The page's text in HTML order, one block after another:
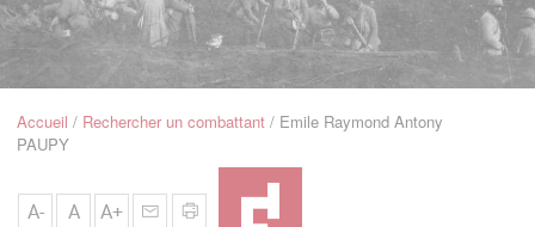
Navigation
Fil
Accueil Rechercher un combattant Emile Raymond Antony
PAUPY
A- A A+